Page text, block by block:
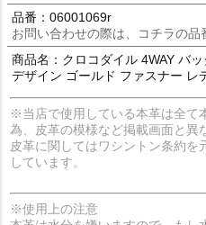
品番：06001069r
お問い合わせの際は、コチラの品
商品名：クロコダイル 4WAY バ
デザイン ゴールド ファスナー レ
※当店で使用している本革は全て
為、皮革の模様など掲載画面と異
皮革に関してはワシントン条約を
しています。
※使用上の注意